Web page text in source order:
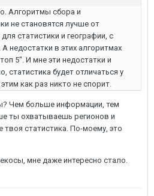
Алгоритмы сбора и
не становятся лучше от
статистики и географии, с
недостатки в этих алгоритмах
5". И мне эти недостатки и
статистика будет отличаться у
как раз никто не спорит.
Чем больше информации, тем
ты охватываешь регионов и
статистика. По-моему, это
мне даже интересно стало.